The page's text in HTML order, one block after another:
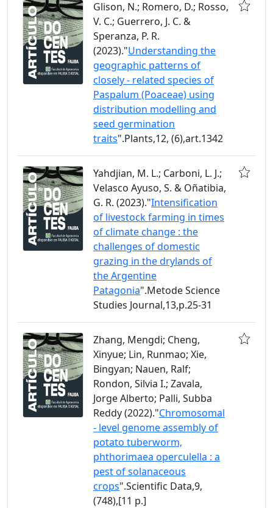
Glison, N.; Romero, D.; Rosso,
V. C.; Guerrero, J. C. &
Speranza, P. R.
(2023)."Understanding the
geographic patterns of
closely - related species of
Paspalum (Poaceae) using
distribution modelling and
seed germination
traits".Plants,12, (6),art.1342
Yahdjian, M. L.; Carboni, L. J.;
Velasco Ayuso, S. & Oñatibia,
G. R. (2023)."Intensification
of livestock farming in times
of climate change : the
challenges of domestic
grazing in the drylands of
the Argentine
Patagonia".Metode Science
Studies Journal,13,p.25-31
Zhang, Mengdi; Cheng,
Xinyue; Lin, Runmao; Xie,
Bingyan; Nauen, Ralf;
Rondon, Silvia I.; Zavala,
Jorge Alberto; Palli, Subba
Reddy (2022)."Chromosomal
- level genome assembly of
potato tuberworm,
phthorimaea operculella : a
pest of solanaceous
crops".Scientific Data,9,
(748),[11 p.]